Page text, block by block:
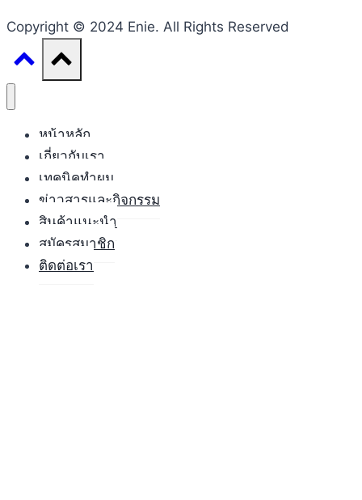
Copyright © 2024 Enie. All Rights Reserved
หน้าหลัก
เกี่ยวกับเรา
เทคนิคทำผม
ข่าวสารและกิจกรรม
สินค้าแนะนำ
สมัครสมาชิก
ติดต่อเรา